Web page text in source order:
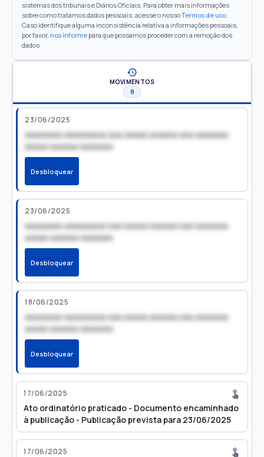
sistemas dos tribunais e Diários Oficiais. Para obter mais informações
sobre como tratamos dados pessoais, acesse o nossoTermos de uso.
Caso identifique alguma inconsistência relativa a informações pessoais,
por favor, nos informe para que possamos proceder com a remoção dos
dados.
MOVIMENTOS
8
23/06/2025
xxxxxxxx xxxxxxxxx xxx xxxxx xxxxxx xxx xxxxxxx
xxxxx xxxxxx xxxxxxx
Desbloquear
23/06/2025
xxxxxxxx xxxxxxxxx xxx xxxxx xxxxxx xxx xxxxxxx
xxxxx xxxxxx xxxxxxx
Desbloquear
18/06/2025
xxxxxxxx xxxxxxxxx xxx xxxxx xxxxxx xxx xxxxxxx
xxxxx xxxxxx xxxxxxx
Desbloquear
17/06/2025
Ato ordinatório praticado - Documento encaminhado
à publicação - Publicação prevista para 23/06/2025
17/06/2025